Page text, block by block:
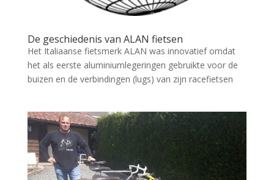
De geschiedenis van ALAN fietsen
Het Italiaanse fietsmerk ALAN was innovatief omdat
het als eerste aluminiumlegeringen gebruikte voor de
buizen en de verbindingen (lugs) van zijn racefietsen